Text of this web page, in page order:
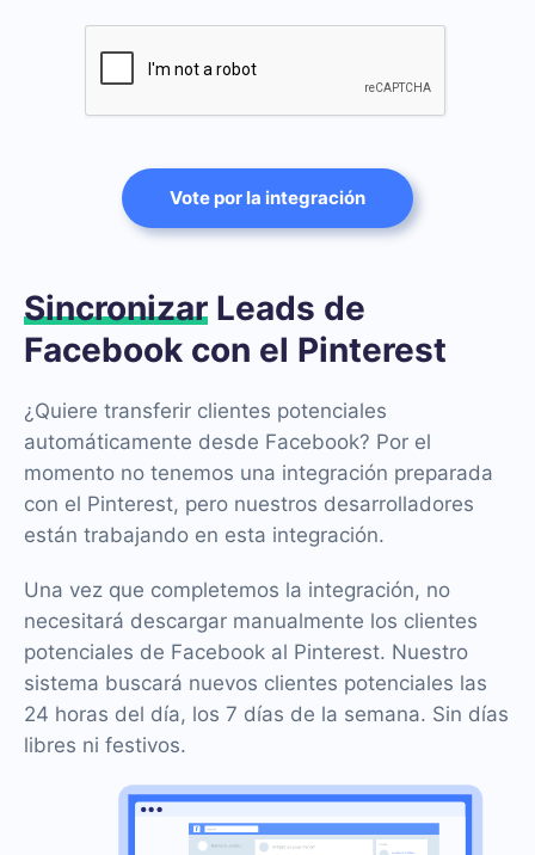
Vote por la integración
Sincronizar Leads de
Facebook con el Pinterest
¿Quiere transferir clientes potenciales
automáticamente desde Facebook? Por el
momento no tenemos una integración preparada
con el Pinterest, pero nuestros desarrolladores
están trabajando en esta integración.
Una vez que completemos la integración, no
necesitará descargar manualmente los clientes
potenciales de Facebook al Pinterest. Nuestro
sistema buscará nuevos clientes potenciales las
24 horas del día, los 7 días de la semana. Sin días
libres ni festivos.